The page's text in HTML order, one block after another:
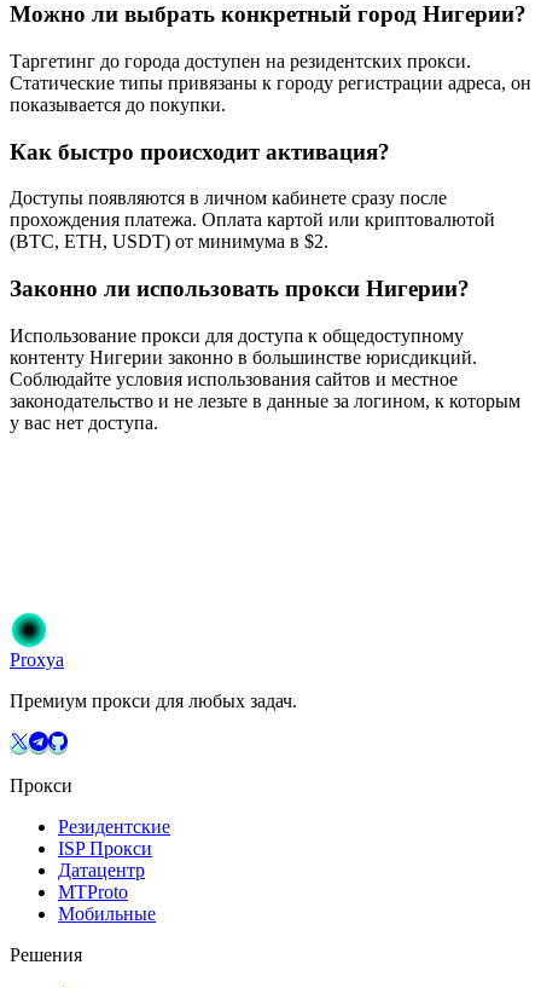
Можно ли выбрать конкретный город Нигерии?
Таргетинг до города доступен на резидентских прокси.
Статические типы привязаны к городу регистрации адреса, он
показывается до покупки.
Как быстро происходит активация?
Доступы появляются в личном кабинете сразу после
прохождения платежа. Оплата картой или криптовалютой
(BTC, ETH, USDT) от минимума в $2.
Законно ли использовать прокси Нигерии?
Использование прокси для доступа к общедоступному
контенту Нигерии законно в большинстве юрисдикций.
Соблюдайте условия использования сайтов и местное
законодательство и не лезьте в данные за логином, к которым
у вас нет доступа.
Начать
Proxya
Премиум прокси для любых задач.
Прокси
Резидентские
ISP Прокси
Датацентр
MTProto
Мобильные
Решения